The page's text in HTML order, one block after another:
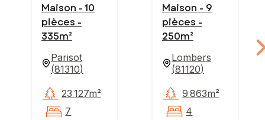
Maison - 10
pièces -
335m²
Parisot
(81310)
23 127m²
7
Maison - 9
pièces -
250m²
Lombers
(81120)
9 863m²
4